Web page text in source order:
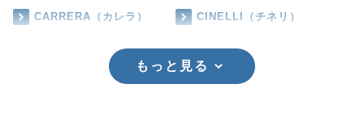
CARRERA（カレラ） CINELLI（チネリ）
もっと見る